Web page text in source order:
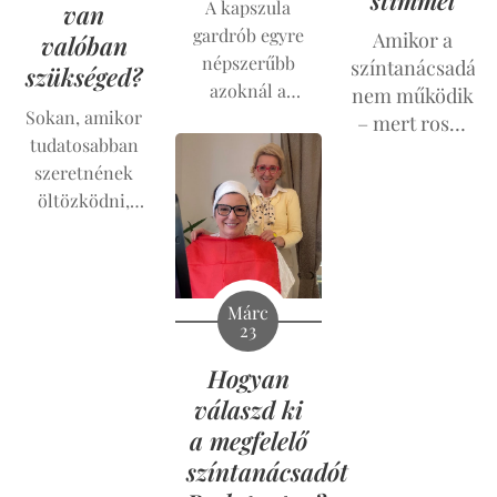
volt benne.
Ezek
fantasztikus
pillanatok.
kurzust.
van
valóban
szükséged?
Sokan, amikor
tudatosabban
szeretnének
öltözködni,
A kapszula
gardrób egyre
népszerűbb
azoknál a
szeretnének
stílusosan,
mégis
egyszerűen
öltözködni. Ha
te is úgy érzed,
hogy tele van a
szekrényed
ruhákkal,
mégis gyakran
azt mondod:
"nincs mit
felvennem",
Amikor a
színtanácsadás
nem működik
– mert rossz
Márc
23
Hogyan
válaszd ki
a megfelelő
színtanácsadót